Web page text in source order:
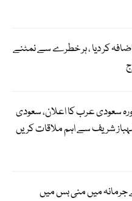
کر دیا ، ہر خطرے سے نمٹنے
سعودی عرب کا اعلان، سعودی
شریف سے اہم ملاقات کریں
میں منی بس میں